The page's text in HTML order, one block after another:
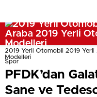
2019 Yerli Otomobil 2019 Yerli
Modelleri
Spor
PFDK’dan
Sane ve